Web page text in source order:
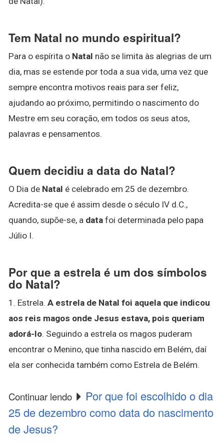
Tem Natal no mundo espiritual?
Para o espírita o Natal não se limita às alegrias de um
dia, mas se estende por toda a sua vida, uma vez que
sempre encontra motivos reais para ser feliz,
ajudando ao próximo, permitindo o nascimento do
Mestre em seu coração, em todos os seus atos,
palavras e pensamentos.
Quem decidiu a data do Natal?
O Dia de Natal é celebrado em 25 de dezembro.
Acredita-se que é assim desde o século IV d.C.,
quando, supõe-se, a data foi determinada pelo papa
Júlio I.
Por que a estrela é um dos símbolos
do Natal?
1. Estrela. A estrela de Natal foi aquela que indicou
aos reis magos onde Jesus estava, pois queriam
adorá-lo. Seguindo a estrela os magos puderam
encontrar o Menino, que tinha nascido em Belém, daí
ela ser conhecida também como Estrela de Belém.
Continuar lendo
Por que foi escolhido o dia
25 de dezembro como data do nascimento
de Jesus?